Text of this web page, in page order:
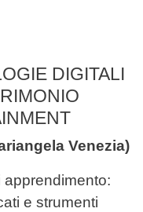
DIGITALI
Venezia)
apprendimento:
e strumenti